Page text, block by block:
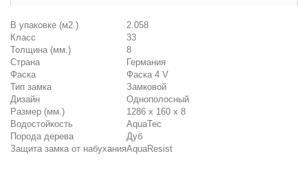
В упаковке (м2.)
2.058
Класс
33
Толщина (мм.)
8
Страна
Германия
Фаска
Фаска 4 V
Тип замка
Замковой
Дизайн
Однополосный
Размер (мм.)
1286 х 160 х 8
Водостойкость
AquaTec
Порода дерева
Дуб
Защита замка от набуханияAquaResist